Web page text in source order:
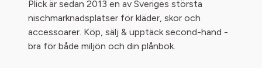
Plick är sedan 2013 en av Sveriges största
nischmarknadsplatser för kläder, skor och
accessoarer. Köp, sälj & upptäck second-hand -
bra för både miljön och din plånbok.